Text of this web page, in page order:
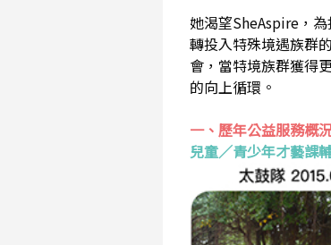
她渴望SheAspire，
轉投入特殊境遇族群
會，當特境族群獲得
的向上循環。
一、歷年公益服務概
兒童／青少年才藝課